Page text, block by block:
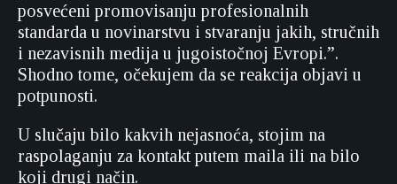
posvećeni promovisanju profesionalnih
standarda u novinarstvu i stvаrаnju jаkih, stručnih
i nezаvisnih medija u jugoistočnoj Evropi.”.
Shodno tome, očekujem da se reakcija objavi u
potpunosti.
U slučaju bilo kakvih nejasnoća, stojim na
raspolaganju za kontakt putem maila ili na bilo
koji drugi način.